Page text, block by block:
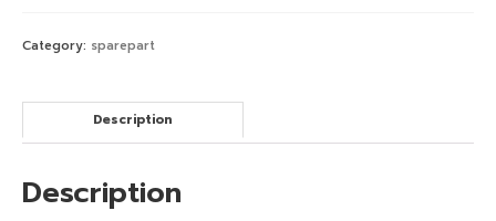
40×60
เครื่องพิมพ์เสื้อดำ จับคู่ เครื่องรีดร้อน
Category: sparepart
Description
Description